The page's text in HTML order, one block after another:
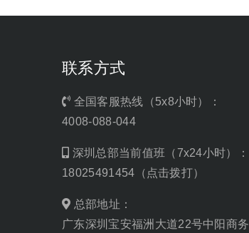
联系方式
全国客服热线（5x8小时）：
4008-088-044
深圳总部当前值班（7x24小时）：
18025491454（点击拨打）
总部地址：
广东深圳宝安福洲大道22号中阳商务